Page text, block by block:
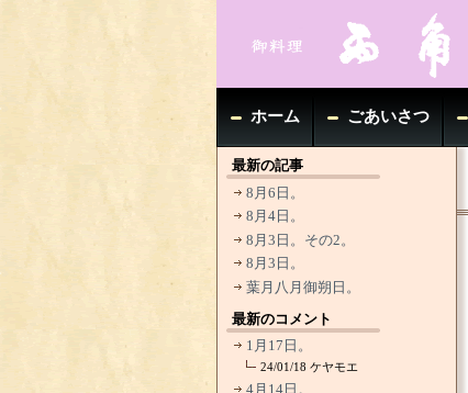
ホーム ごあいさつ
最新の記事
8月6日。
8月4日。
8月3日。その2。
8月3日。
葉月八月御朔日。
最新のコメント
1月17日。
24/01/18ケヤモエ
4月14日。